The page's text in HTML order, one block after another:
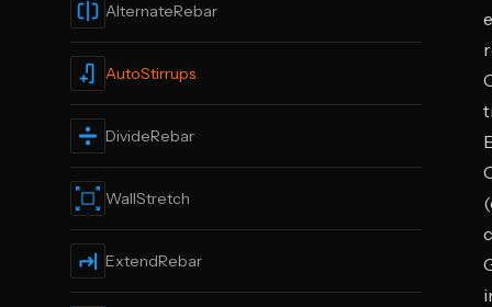
AlternateRebar
AutoStirrups
DivideRebar
WallStretch
ExtendRebar